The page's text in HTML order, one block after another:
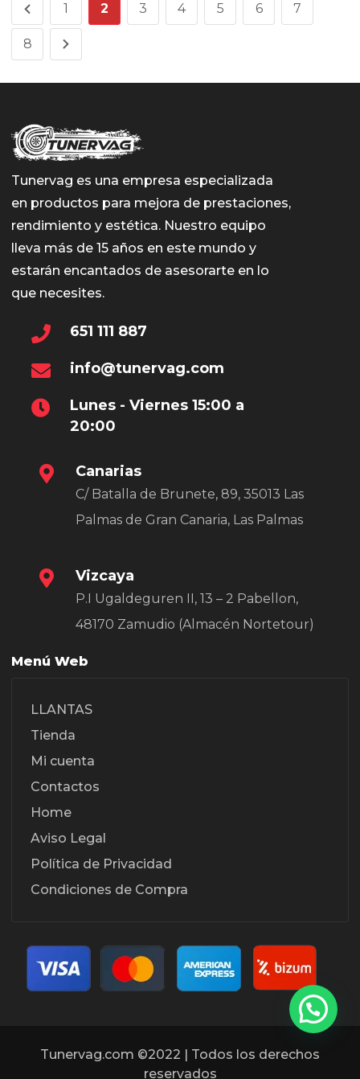
1 2 3 4 5 6 7
8
Tunervag es una empresa especializada
en productos para mejora de prestaciones,
rendimiento y estética. Nuestro equipo
lleva más de 15 años en este mundo y
estarán encantados de asesorarte en lo
que necesites.
651 111 887
info@tunervag.com
Lunes - Viernes 15:00 a
20:00
Canarias
C/ Batalla de Brunete, 89, 35013 Las
Palmas de Gran Canaria, Las Palmas
Vizcaya
P.I Ugaldeguren II, 13 – 2 Pabellon,
48170 Zamudio (Almacén Nortetour)
Menú Web
LLANTAS
Tienda
Mi cuenta
Contactos
Home
Aviso Legal
Política de Privacidad
Condiciones de Compra
Tunervag.com ©2022 | Todos los derechos
reservados